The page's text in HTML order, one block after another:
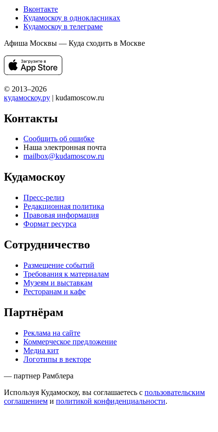
Вконтакте
Кудамоскоу в однокласниках
Кудамоскоу в телеграме
Афиша Москвы — Куда сходить в Москве
© 2013–2026
кудамоскоу.ру | kudamoscow.ru
Контакты
Сообщить об ошибке
Наша электронная почта
mailbox@kudamoscow.ru
Кудамоскоу
Пресс-релиз
Редакционная политика
Правовая информация
Формат ресурса
Сотрудничество
Размещение событий
Требования к материалам
Музеям и выставкам
Ресторанам и кафе
Партнёрам
Реклама на сайте
Коммерческое предложение
Медиа кит
Логотипы в векторе
— партнер Рамблера
Используя Кудамоскоу, вы соглашаетесь с пользовательским
соглашением и политикой конфиденциальности.